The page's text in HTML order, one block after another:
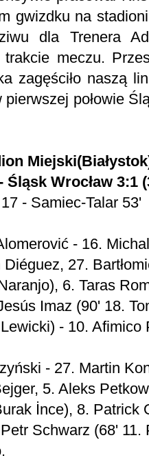
gwizdku na
dla Trenera
trakcie meczu.
zagęściło naszą
połowie
Wrocław 3:1
- Samiec-Talar 53'
- 16.
27.
6. Taras
Imaz (90' 18.
- 10. Afimico
- 27. Martin
5. Aleks
İnce), 8. Patrick
Schwarz (68'